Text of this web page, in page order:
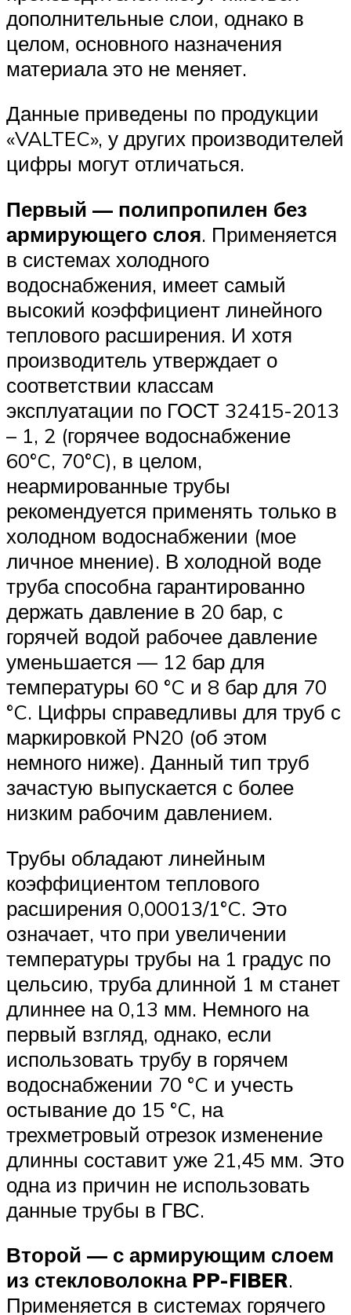
дополнительные слои, однако в
целом, основного назначения
материала это не меняет.
Данные приведены по продукции
«VALTEC», у других производителей
цифры могут отличаться.
Первый — полипропилен без
армирующего слоя. Применяется
в системах холодного
водоснабжения, имеет самый
высокий коэффициент линейного
теплового расширения. И хотя
производитель утверждает о
соответствии классам
эксплуатации по ГОСТ 32415-2013
– 1, 2 (горячее водоснабжение
60°C, 70°C), в целом,
неармированные трубы
рекомендуется применять только в
холодном водоснабжении (мое
личное мнение). В холодной воде
труба способна гарантированно
держать давление в 20 бар, с
горячей водой рабочее давление
уменьшается — 12 бар для
температуры 60 °C и 8 бар для 70
°C. Цифры справедливы для труб с
маркировкой PN20 (об этом
немного ниже). Данный тип труб
зачастую выпускается с более
низким рабочим давлением.
Трубы обладают линейным
коэффициентом теплового
расширения 0,00013/1°C. Это
означает, что при увеличении
температуры трубы на 1 градус по
цельсию, труба длинной 1 м станет
длиннее на 0,13 мм. Немного на
первый взгляд, однако, если
использовать трубу в горячем
водоснабжении 70 °C и учесть
остывание до 15 °C, на
трехметровый отрезок изменение
длинны составит уже 21,45 мм. Это
одна из причин не использовать
данные трубы в ГВС.
Второй — с армирующим слоем
из стекловолокна PP-FIBER.
Применяется в системах горячего